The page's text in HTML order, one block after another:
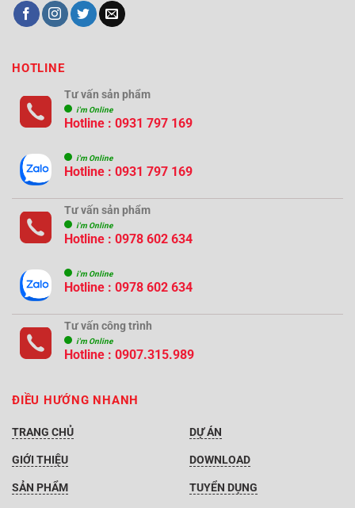
HOTLINE
Tư vấn sản phẩm
i'm Online
Hotline : 0931 797 169
i'm Online
Hotline : 0931 797 169
Tư vấn sản phẩm
i'm Online
Hotline : 0978 602 634
i'm Online
Hotline : 0978 602 634
Tư vấn công trình
i'm Online
Hotline : 0907.315.989
ĐIỀU HƯỚNG NHANH
TRANG CHỦ
GIỚI THIỆU
SẢN PHẨM
DỰ ÁN
DOWNLOAD
TUYỂN DỤNG